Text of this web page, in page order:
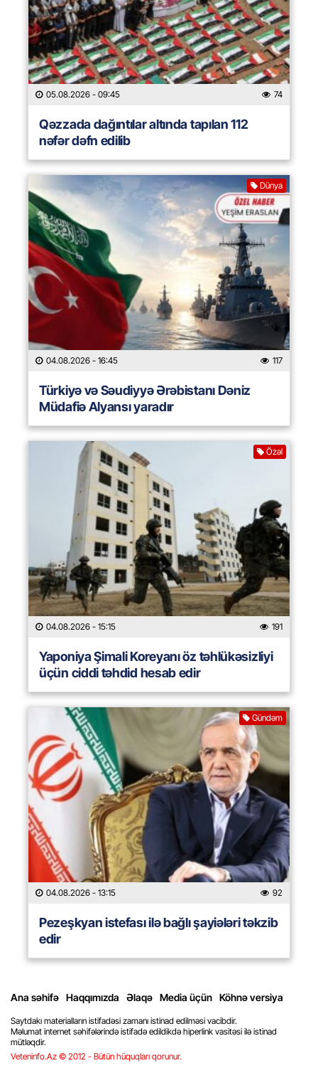
05.08.2026 - 09:45 74
Qəzzada dağıntılar altında tapılan 112
nəfər dəfn edilib
Dünya
04.08.2026 - 16:45 117
Türkiyə və Səudiyyə Ərəbistanı Dəniz
Müdafiə Alyansı yaradır
Özəl
04.08.2026 - 15:15 191
Yaponiya Şimali Koreyanı öz təhlükəsizliyi
üçün ciddi təhdid hesab edir
Gündəm
04.08.2026 - 13:15 92
Pezeşkyan istefası ilə bağlı şayiələri təkzib
edir
Ana səhifə Haqqımızda Əlaqə Media üçün Köhnə versiya
Saytdakı materialların istifadəsi zamanı istinad edilməsi vacibdir.
Məlumat internet səhifələrində istifadə edildikdə hiperlink vasitəsi ilə istinad
mütləqdir.
Veteninfo.Az © 2012 - Bütün hüquqları qorunur.